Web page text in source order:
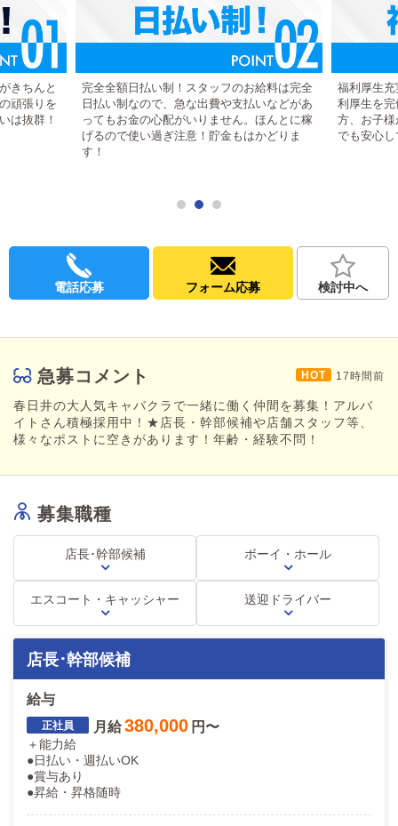
1人ひとりの努力を評価していきますので、頑張りしだいでスピー
ド昇給・昇格も可能！
◆充実した福利厚生
ナイトワークには珍しい、福利厚生も完備です！
ご家庭をお持ちの方も安心して、長期的に勤められます。
◆お給料は日払いOK
正社員・アルバイト、どちらも日払い可能です。日払いで高収入
を実感してください！
・・・募集中の職種はコチラ！・・・
◇店長・幹部候補（社員）
◇ホールスタッフ（社員・アルバイト）
"お客様に華やかな時間とくつろぎの時間を提供して、満足して頂
くこと"をテーマに運営し、春日井の大人気キャバクラへと成長し
ました。
興味がある方、稼ぎたい方、将来独立を希望する方など…
きちんと
頑張りを
は抜群！
完全全額日払い制！スタッフのお給料は完全
日払い制なので、急な出費や支払いなどがあ
ってもお金の心配がいりません。ほんとに稼
げるので使い過ぎ注意！貯金もはかどりま
す！
福利厚生
利厚生を
方、お子
でも安心
電話応募 フォーム応募 検討中へ
急募コメント 17時間前
春日井の大人気キャバクラで一緒に働く仲間を募集！アルバ
イトさん積極採用中！★店長・幹部候補や店舗スタッフ等、
様々なポストに空きがあります！年齢・経験不問！
募集職種
店長･幹部候補 ボーイ・ホール
エスコート・キャッシャー 送迎ドライバー
店長･幹部候補
給与
月給380,000 円〜
＋能力給
●日払い・週払いOK
●賞与あり
●昇給・昇格随時